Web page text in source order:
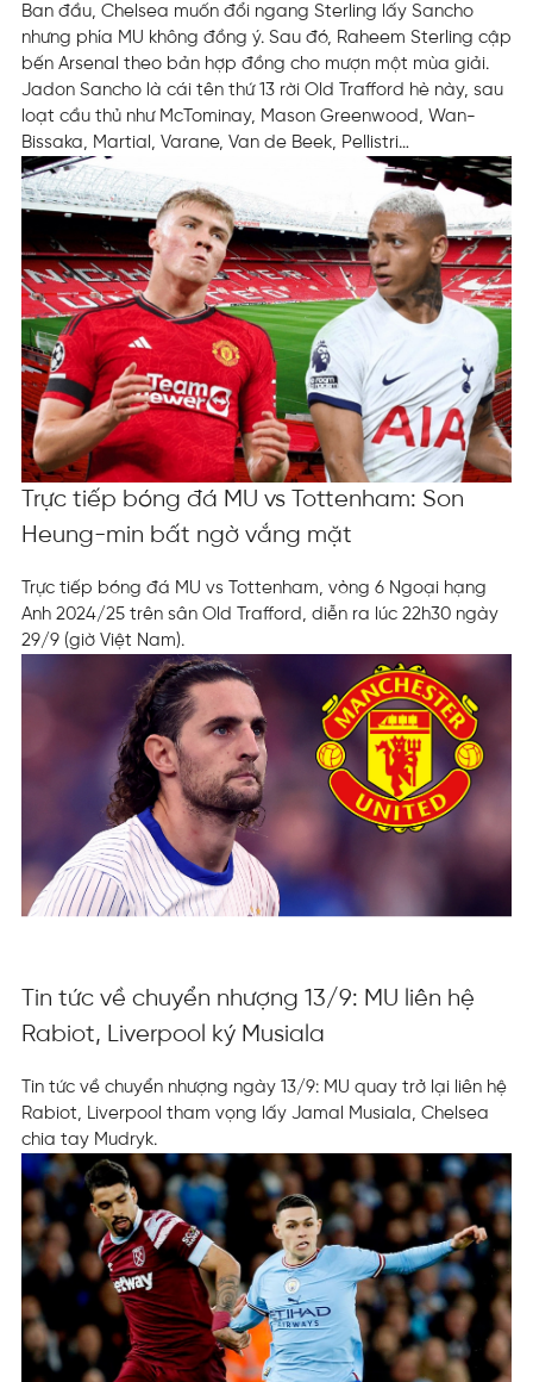
Ban đầu, Chelsea muốn đổi ngang Sterling lấy Sancho
nhưng phía MU không đồng ý. Sau đó, Raheem Sterling cập
bến Arsenal theo bản hợp đồng cho mượn một mùa giải.
Jadon Sancho là cái tên thứ 13 rời Old Trafford hè này, sau
loạt cầu thủ như McTominay, Mason Greenwood, Wan-
Bissaka, Martial, Varane, Van de Beek, Pellistri…
Trực tiếp bóng đá MU vs Tottenham: Son
Heung-min bất ngờ vắng mặt
Trực tiếp bóng đá MU vs Tottenham, vòng 6 Ngoại hạng
Anh 2024/25 trên sân Old Trafford, diễn ra lúc 22h30 ngày
29/9 (giờ Việt Nam).
Tin tức về chuyển nhượng 13/9: MU liên hệ
Rabiot, Liverpool ký Musiala
Tin tức về chuyển nhượng ngày 13/9: MU quay trở lại liên hệ
Rabiot, Liverpool tham vọng lấy Jamal Musiala, Chelsea
chia tay Mudryk.